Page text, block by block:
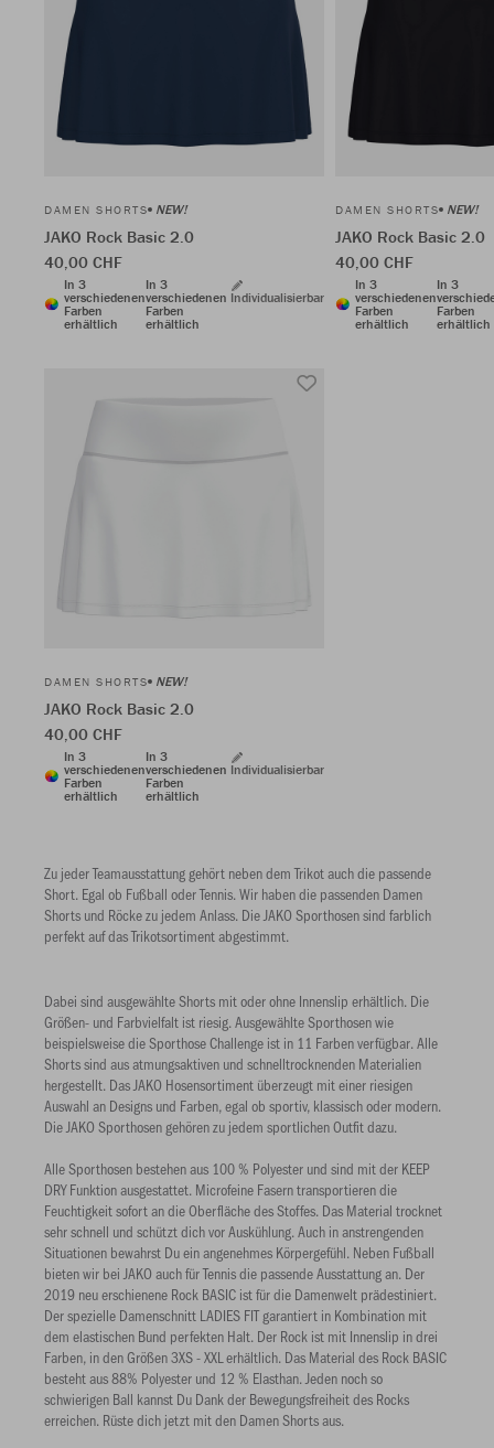
DAMEN SHORTS NEW!
JAKO Rock Basic 2.0
40,00 CHF
In 3
verschiedenen
Farben
erhältlich
In 3
verschiedenen
Farben
erhältlich
Individualisierbar
DAMEN SHORTS NEW!
JAKO Rock Basic 2.0
40,00 CHF
In 3
verschiedenen
Farben
erhältlich
In 3
Farben
erhältlich
DAMEN SHORTS NEW!
JAKO Rock Basic 2.0
40,00 CHF
In 3
verschiedenen
Farben
erhältlich
In 3
verschiedenen
Farben
erhältlich
Individualisierbar
Zu jeder Teamausstattung gehört neben dem Trikot auch die passende
Short. Egal ob Fußball oder Tennis. Wir haben die passenden Damen
Shorts und Röcke zu jedem Anlass. Die JAKO Sporthosen sind farblich
perfekt auf das Trikotsortiment abgestimmt.
Dabei sind ausgewählte Shorts mit oder ohne Innenslip erhältlich. Die
Größen- und Farbvielfalt ist riesig. Ausgewählte Sporthosen wie
beispielsweise die Sporthose Challenge ist in 11 Farben verfügbar. Alle
Shorts sind aus atmungsaktiven und schnelltrocknenden Materialien
hergestellt. Das JAKO Hosensortiment überzeugt mit einer riesigen
Auswahl an Designs und Farben, egal ob sportiv, klassisch oder modern.
Die JAKO Sporthosen gehören zu jedem sportlichen Outfit dazu.
Alle Sporthosen bestehen aus 100 % Polyester und sind mit der KEEP
DRY Funktion ausgestattet. Microfeine Fasern transportieren die
Feuchtigkeit sofort an die Oberfläche des Stoffes. Das Material trocknet
sehr schnell und schützt dich vor Auskühlung. Auch in anstrengenden
Situationen bewahrst Du ein angenehmes Körpergefühl. Neben Fußball
bieten wir bei JAKO auch für Tennis die passende Ausstattung an. Der
2019 neu erschienene Rock BASIC ist für die Damenwelt prädestiniert.
Der spezielle Damenschnitt LADIES FIT garantiert in Kombination mit
dem elastischen Bund perfekten Halt. Der Rock ist mit Innenslip in drei
Farben, in den Größen 3XS - XXL erhältlich. Das Material des Rock BASIC
besteht aus 88% Polyester und 12 % Elasthan. Jeden noch so
schwierigen Ball kannst Du Dank der Bewegungsfreiheit des Rocks
erreichen. Rüste dich jetzt mit den Damen Shorts aus.